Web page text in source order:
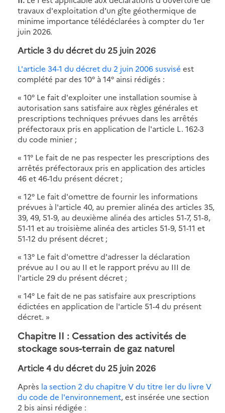
travaux d'exploitation d'un gîte géothermique de
minime importance télédéclarées à compter du 1er
juin 2026.
Article 3 du décret du 25 juin 2026
L'article 34-1 du décret du 2 juin 2006 susvisé est
complété par des 10° à 14° ainsi rédigés :
« 10° Le fait d'exploiter une installation soumise à
autorisation sans satisfaire aux règles générales et
prescriptions techniques prévues dans les arrêtés
préfectoraux pris en application de l'article L. 162-3
du code minier ;
« 11° Le fait de ne pas respecter les prescriptions des
arrêtés préfectoraux pris en application des articles
46 et 46-1du présent décret ;
« 12° Le fait d'omettre de fournir les informations
prévues à l'article 40, au premier alinéa des articles 35,
39, 49, 51-9, au deuxième alinéa des articles 51-7, 51-8,
51-11 et au troisième alinéa des articles 51-9, 51-11 et
51-12 du présent décret ;
« 13° Le fait d'omettre d'adresser la déclaration
prévue au I ou au II et le rapport prévu au III de
l'article 29 du présent décret ;
« 14° Le fait de ne pas satisfaire aux prescriptions
édictées en application de l'article 51-4 du présent
décret. »
Chapitre II : Cessation des activités de
stockage sous-terrain de gaz naturel
Article 4 du décret du 25 juin 2026
Après la section 2 du chapitre V du titre Ier du livre V
du code de l'environnement, est insérée une section
2 bis ainsi rédigée :